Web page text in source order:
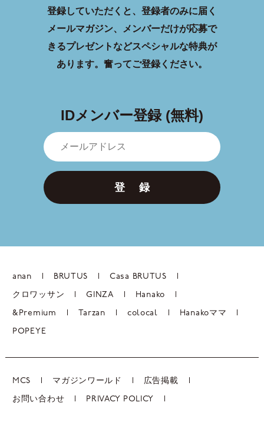
登録していただくと、登録者のみに届く
メールマガジン、メンバーだけが応募で
きるプレゼントなどスペシャルな特典が
あります。 奮ってご登録ください。
IDメンバー登録 (無料)
登 録
anan BRUTUS Casa BRUTUS
クロワッサン GINZA Hanako
&Premium Tarzan colocal Hanakoママ
POPEYE
MCS マガジンワールド 広告掲載
お問い合わせ PRIVACY POLICY